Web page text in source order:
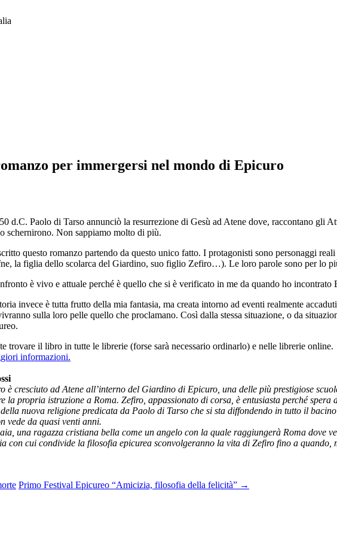
per immergersi nel mondo di Epicuro
la resurrezione di Gesù ad Atene dove, raccontano gli Atti degli Apostoli, incontrò
questo unico fatto. I protagonisti sono personaggi reali (Paolo di Tarso, il suo
sono per lo più prese dalle lettere di San Paolo e dalle massime di Epicuro.
che si è verificato in me da quando ho incontrato Epicuro.
fantasia, ma creata intorno ad eventi realmente accaduti. I personaggi non si
situazione, o da situazioni analoghe, un personaggio cristiano ne uscirà diversamente
del Giardino di Epicuro, una delle più prestigiose scuole filosofiche della città e
Zefiro, appassionato di corsa, è entusiasta perché spera di poter gareggiare al
da Paolo di Tarso che si sta diffondendo in tutto il bacino del Mediterraneo. Prima
una ragazza cristiana bella come un angelo con la quale raggiungerà Roma dove
con cui condivide la filosofia epicurea sconvolgeranno la vita di Zefiro fino a